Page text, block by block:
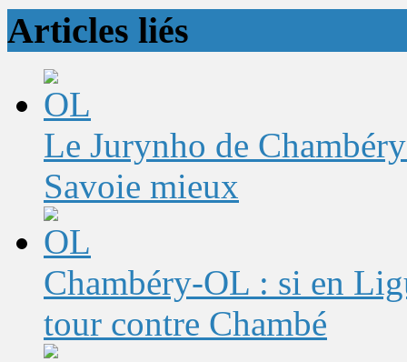
Articles liés
Le Jurynho de
Savoie mieux
Chambéry-OL : si en
tour contre Chambé